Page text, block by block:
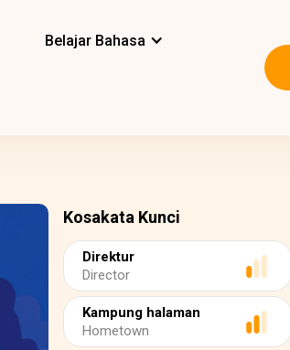
Belajar Bahasa
Kosakata Kunci
Direktur
Director
Kampung halaman
Hometown